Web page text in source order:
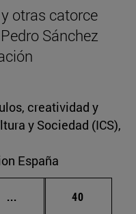
y otras catorce
Sánchez
creatividad y
y Sociedad (ICS),
España
... Páginas intermedias
Página
40